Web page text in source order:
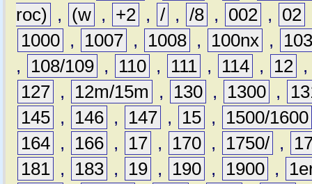
roc)
, (w , +2 , / , /8 , 002 , 02
1000 , 1007 , 1008 , 100nx ,
,
108/109 , 110 , 111 , 114 , 12
127 , 12m/15m , 130 , 1300 ,
145 , 146 , 147 , 15 ,
1500/1600
164 , 166 , 17 , 170 , 1750/ ,
181 , 183 , 19 , 190 , 1900 ,